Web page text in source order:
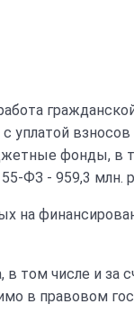
взносов
фонды,
ФЗ - 959,3 млн.
на
том числе и за
в правовом